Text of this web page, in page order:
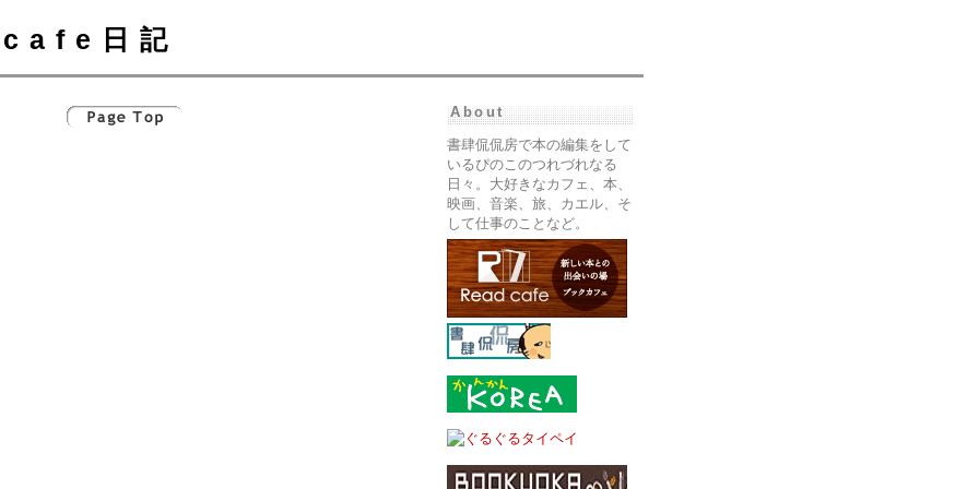
cafe日記
About
書肆侃侃房で本の編集をして
いるぴのこのつれづれなる
日々。大好きなカフェ、本、
映画、音楽、旅、カエル、そ
して仕事のことなど。